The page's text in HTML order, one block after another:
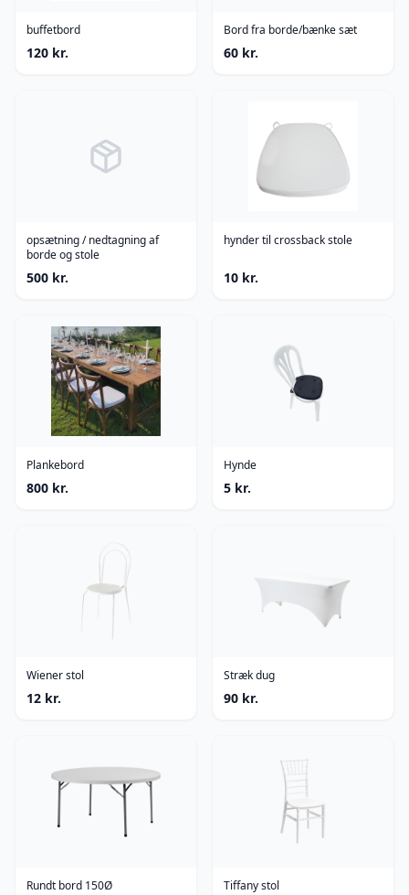
buffetbord
120 kr.
Bord fra borde/bænke sæt
60 kr.
opsætning / nedtagning af
borde og stole
500 kr.
hynder til crossback stole
10 kr.
Plankebord
800 kr.
Hynde
5 kr.
Wiener stol
12 kr.
Stræk dug
90 kr.
Rundt bord 150Ø Tiffany stol